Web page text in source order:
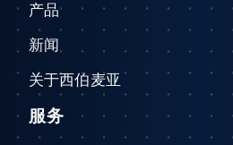
产品
新闻
关于西伯麦亚
服务